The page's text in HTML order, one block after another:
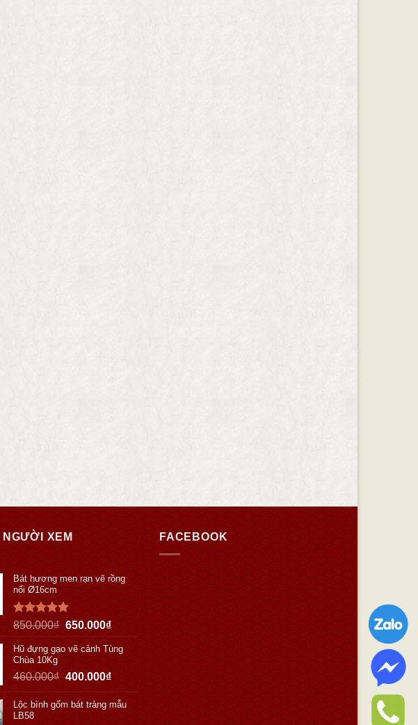
XEM
Bát hương men rạn vẽ rồng
nổi Ø16cm
Được xếp
hạng5.00
5 sao
850.000₫ 650.000₫
Hũ đựng gạo vẽ cảnh Tùng
Chùa 10Kg
460.000₫ 400.000₫
Lộc bình gốm bát tràng mẫu
LB58
FACEBOOK